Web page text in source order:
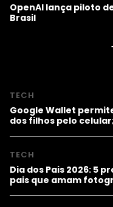
OpenAI lança piloto
Brasil
TECH
Google Wallet
dos filhos pelo
TECH
Dia dos Pais 2026: 5
pais que amam